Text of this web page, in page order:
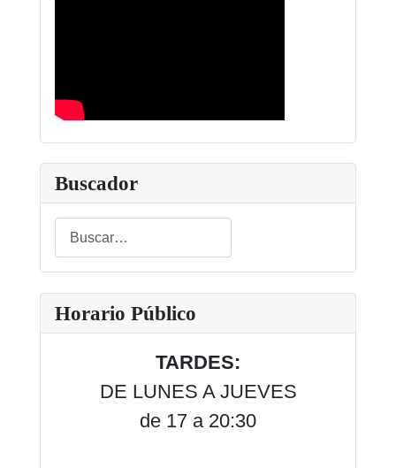
Buscador
Buscar
Type 2 or more characters for results.
Horario Público
TARDES:
DE LUNES A JUEVES
de 17 a 20:30